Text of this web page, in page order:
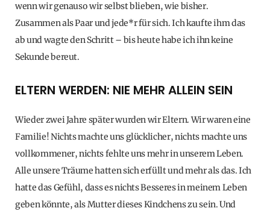
wenn wir genauso wir selbst blieben, wie bisher.
Zusammen als Paar und jede*r für sich. Ich kaufte ihm das
ab und wagte den Schritt – bis heute habe ich ihn keine
Sekunde bereut.
ELTERN WERDEN: NIE MEHR ALLEIN SEIN
Wieder zwei Jahre später wurden wir Eltern. Wir waren eine
Familie! Nichts machte uns glücklicher, nichts machte uns
vollkommener, nichts fehlte uns mehr in unserem Leben.
Alle unsere Träume hatten sich erfüllt und mehr als das. Ich
hatte das Gefühl, dass es nichts Besseres in meinem Leben
geben könnte, als Mutter dieses Kindchens zu sein. Und